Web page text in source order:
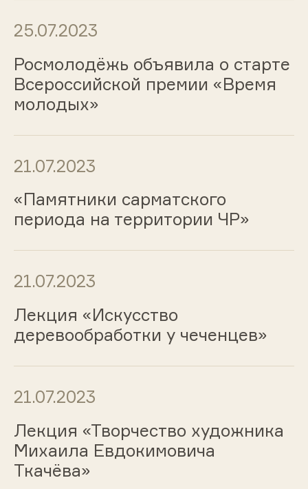
25.07.2023
Росмолодёжь объявила о старте
Всероссийской премии «Время
молодых»
21.07.2023
«Памятники сарматского
периода на территории ЧР»
21.07.2023
Лекция «Искусство
деревообработки у чеченцев»
21.07.2023
Лекция «Творчество художника
Михаила Евдокимовича
Ткачёва»